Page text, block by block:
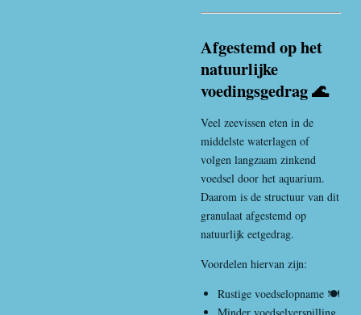
Afgestemd op het
natuurlijke
voedingsgedrag 🌊
Veel zeevissen eten in de
middelste waterlagen of
volgen langzaam zinkend
voedsel door het aquarium.
Daarom is de structuur van dit
granulaat afgestemd op
natuurlijk eetgedrag.
Voordelen hiervan zijn:
Rustige voedselopname 🍽️